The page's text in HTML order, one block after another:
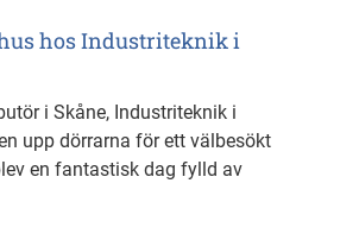
hos Industriteknik i
i Skåne, Industriteknik i
upp dörrarna för ett välbesökt
en fantastisk dag fylld av